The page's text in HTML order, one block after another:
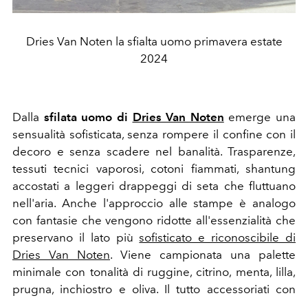
Dries Van Noten la sfialta uomo primavera estate
2024
Dalla sfilata uomo di Dries Van Noten emerge una
sensualità sofisticata, senza rompere il confine con il
decoro e senza scadere nel banalità. Trasparenze,
tessuti tecnici vaporosi, cotoni fiammati, shantung
accostati a leggeri drappeggi di seta che fluttuano
nell'aria. Anche l'approccio alle stampe è analogo
con fantasie che vengono ridotte all'essenzialità che
preservano il lato piùsofisticato e riconoscibile di
Dries Van Noten. Viene campionata una palette
minimale con tonalità di ruggine, citrino, menta, lilla,
prugna, inchiostro e oliva. Il tutto accessoriati con